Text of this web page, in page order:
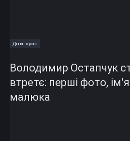
Діти зірок
Володимир Остапчук
втретє: перші фото,
малюка